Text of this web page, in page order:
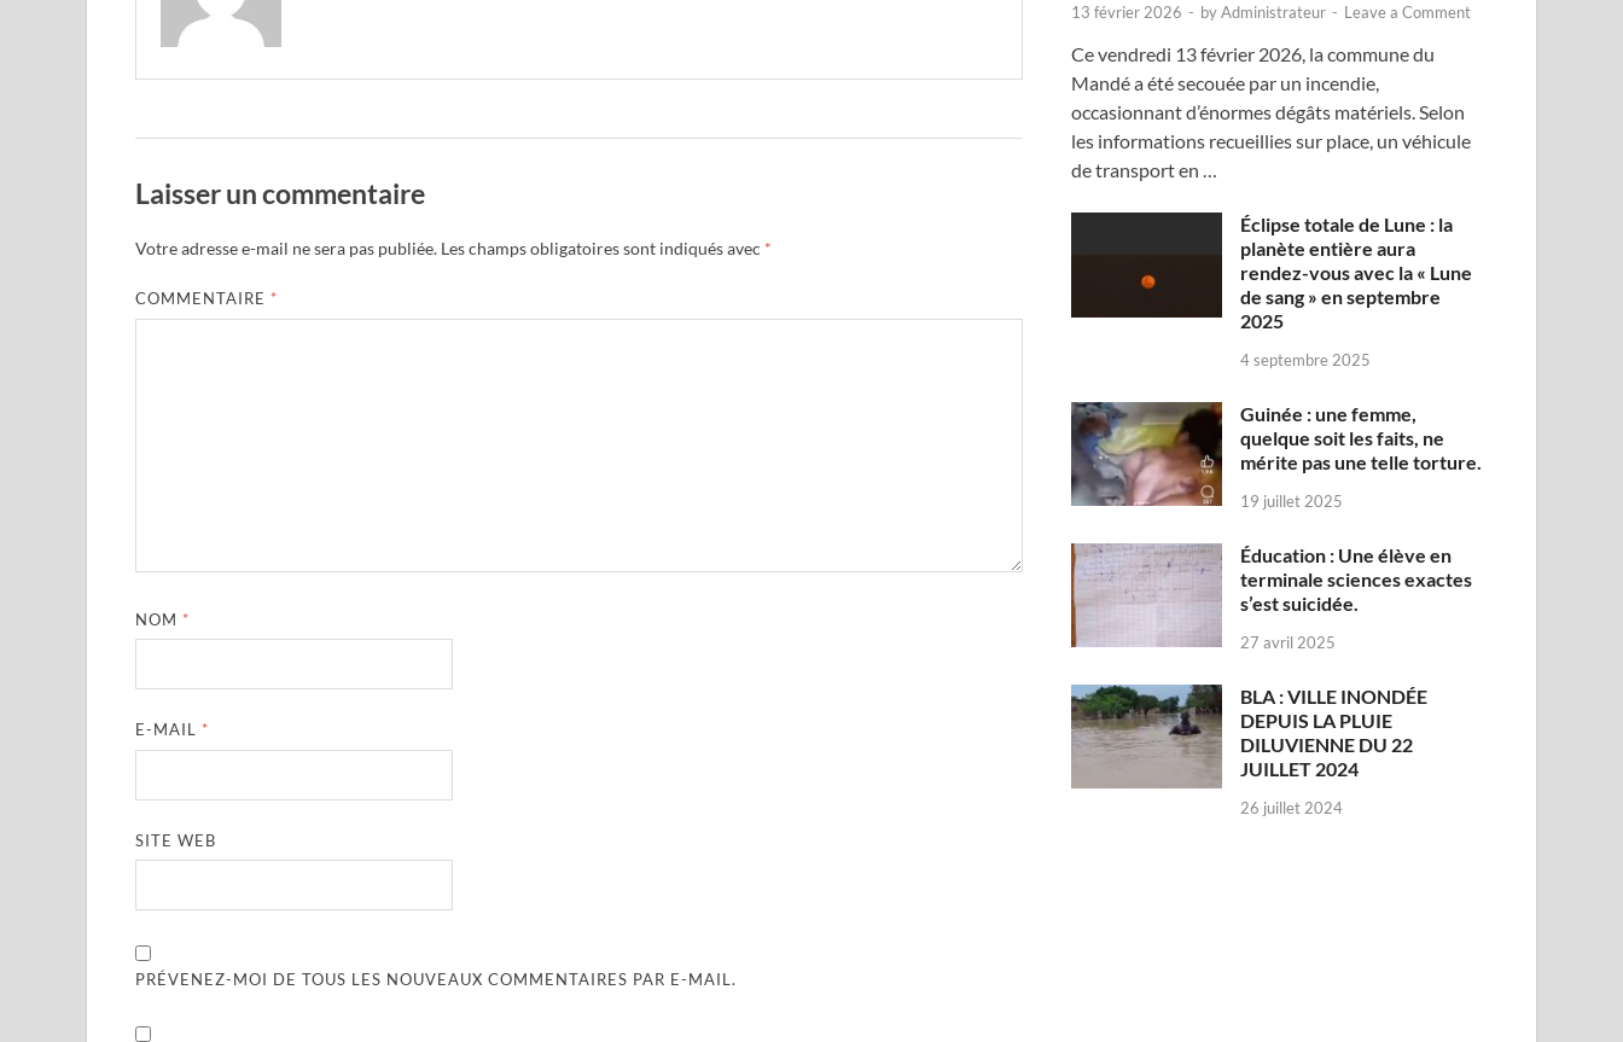
Laisser un commentaire
Votre adresse e-mail ne sera pas publiée. Les champs obligatoires sont indiqués avec *
COMMENTAIRE *
NOM *
E-MAIL *
SITE WEB
PRÉVENEZ-MOI DE TOUS LES NOUVEAUX COMMENTAIRES PAR E-MAIL.
13 février 2026 - byAdministrateur - Leave a Comment
Ce vendredi 13 février 2026, la commune du
Mandé a été secouée par un incendie,
occasionnant d’énormes dégâts matériels. Selon
les informations recueillies sur place, un véhicule
de transport en …
Éclipse totale de Lune : la
planète entière aura
rendez-vous avec la « Lune
de sang » en septembre
2025
4 septembre 2025
Guinée : une femme,
quelque soit les faits, ne
mérite pas une telle torture.
19 juillet 2025
Éducation : Une élève en
terminale sciences exactes
s’est suicidée.
27 avril 2025
BLA : VILLE INONDÉE
DEPUIS LA PLUIE
DILUVIENNE DU 22
JUILLET 2024
26 juillet 2024